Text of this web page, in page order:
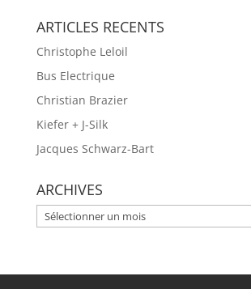
ARTICLES RECENTS
Christophe Leloil
Bus Electrique
Christian Brazier
Kiefer + J-Silk
Jacques Schwarz-Bart
ARCHIVES
ARCHIVES